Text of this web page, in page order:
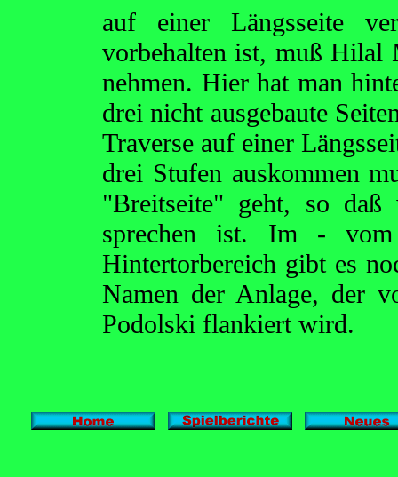
auf einer Längsseite
vorbehalten ist, muß Hilal
nehmen. Hier hat man
drei nicht ausgebaute
Traverse auf einer
drei Stufen auskommen
"Breitseite" geht, so
sprechen ist. Im - vom
Hintertorbereich gibt es
Namen der Anlage, der
Podolski flankiert wird.